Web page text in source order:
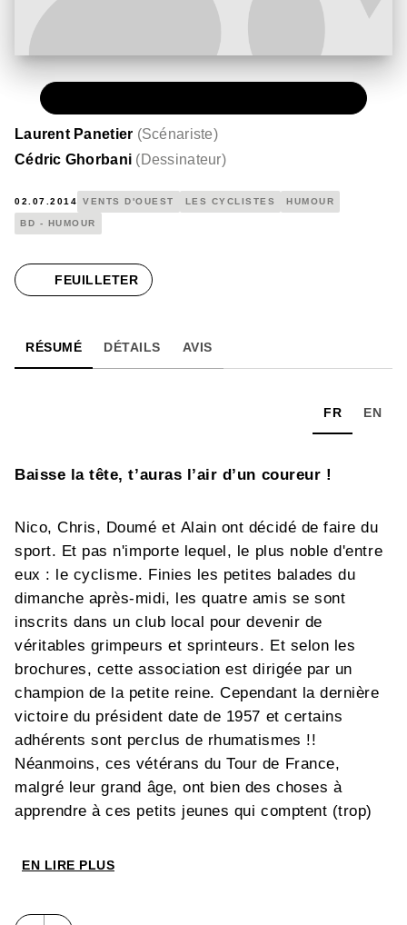
Laurent Panetier (Scénariste)
Cédric Ghorbani (Dessinateur)
02.07.2014 VENTS D'OUEST LES CYCLISTES HUMOUR
BD - HUMOUR
FEUILLETER
RÉSUMÉ DÉTAILS AVIS
FR EN
Baisse la tête, t’auras l’air d’un coureur !
Nico, Chris, Doumé et Alain ont décidé de faire du
sport. Et pas n'importe lequel, le plus noble d'entre
eux : le cyclisme. Finies les petites balades du
dimanche après-midi, les quatre amis se sont
inscrits dans un club local pour devenir de
véritables grimpeurs et sprinteurs. Et selon les
brochures, cette association est dirigée par un
champion de la petite reine. Cependant la dernière
victoire du président date de 1957 et certains
adhérents sont perclus de rhumatismes !!
Néanmoins, ces vétérans du Tour de France,
malgré leur grand âge, ont bien des choses à
apprendre à ces petits jeunes qui comptent (trop)
pelotons en balades bucoliques, de crevaisons en
EN LIRE PLUS